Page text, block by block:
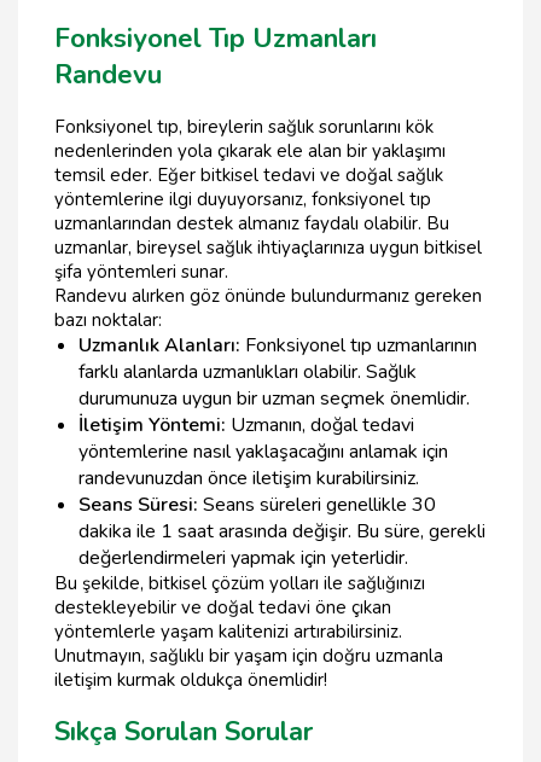
Fonksiyonel Tıp Uzmanları
Randevu
Fonksiyonel tıp, bireylerin sağlık sorunlarını kök
nedenlerinden yola çıkarak ele alan bir yaklaşımı
temsil eder. Eğer bitkisel tedavi ve doğal sağlık
yöntemlerine ilgi duyuyorsanız, fonksiyonel tıp
uzmanlarından destek almanız faydalı olabilir. Bu
uzmanlar, bireysel sağlık ihtiyaçlarınıza uygun bitkisel
şifa yöntemleri sunar.
Randevu alırken göz önünde bulundurmanız gereken
bazı noktalar:
Uzmanlık Alanları: Fonksiyonel tıp uzmanlarının
farklı alanlarda uzmanlıkları olabilir. Sağlık
durumunuza uygun bir uzman seçmek önemlidir.
İletişim Yöntemi: Uzmanın, doğal tedavi
yöntemlerine nasıl yaklaşacağını anlamak için
randevunuzdan önce iletişim kurabilirsiniz.
Seans Süresi: Seans süreleri genellikle 30
dakika ile 1 saat arasında değişir. Bu süre, gerekli
değerlendirmeleri yapmak için yeterlidir.
Bu şekilde, bitkisel çözüm yolları ile sağlığınızı
destekleyebilir ve doğal tedavi öne çıkan
yöntemlerle yaşam kalitenizi artırabilirsiniz.
Unutmayın, sağlıklı bir yaşam için doğru uzmanla
iletişim kurmak oldukça önemlidir!
Sıkça Sorulan Sorular